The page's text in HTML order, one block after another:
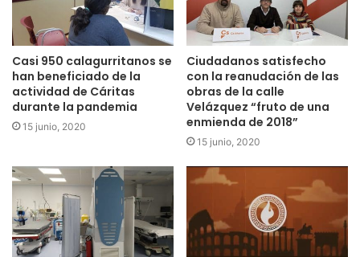
Aquellos que quieran acudir en autobús a la
representación, deberán inscribirse del 20 al 27 de junio
en el Ayuntamiento. El precio de este servicio será de 5
Casi 950 calagurritanos se
han beneficiado de la
actividad de Cáritas
durante la pandemia
15 junio, 2020
Ciudadanos satisfecho
con la reanudación de las
obras de la calle
Velázquez “fruto de una
enmienda de 2018”
15 junio, 2020